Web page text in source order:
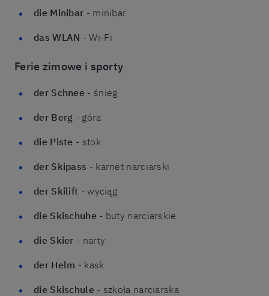
die Minibar - minibar
das WLAN - Wi-Fi
Ferie zimowe i sporty
der Schnee - śnieg
der Berg - góra
die Piste - stok
der Skipass - karnet narciarski
der Skilift - wyciąg
die Skischuhe - buty narciarskie
die Skier - narty
der Helm - kask
die Skischule - szkoła narciarska